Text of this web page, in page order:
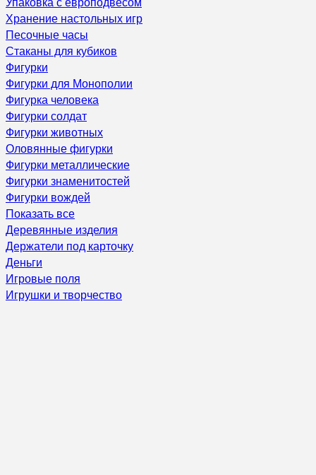
Хранение настольных игр
Песочные часы
Стаканы для кубиков
Фигурки
Фигурки для Монополии
Фигурка человека
Фигурки солдат
Фигурки животных
Оловянные фигурки
Фигурки металлические
Фигурки знаменитостей
Фигурки вождей
Показать все
Деревянные изделия
Держатели под карточку
Деньги
Игровые поля
Игрушки и творчество